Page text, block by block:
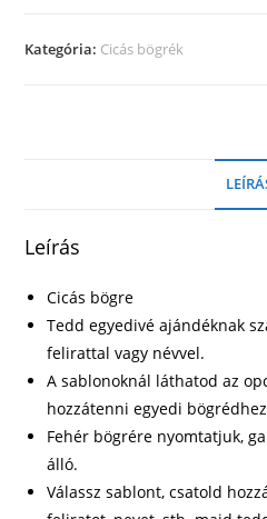
mennyiség
Kategória: Cicás bögrék
Leírás
Cicás bögre
Tedd egyedivé ajándéknak
felirattal vagy névvel.
A sablonoknál láthatod az
hozzátenni egyedi
Fehér bögrére nyomtatjuk,
álló.
Válassz sablont, csatold